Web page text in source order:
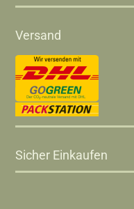
Versand
Sicher Einkaufen